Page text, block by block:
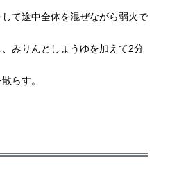
て途中全体を混ぜながら弱火で
みりんとしょうゆを加えて2分
らす。